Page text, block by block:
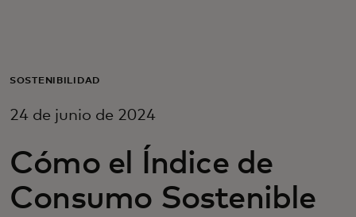
Para empresas
Para innovadores
SOSTENIBILIDAD
24 de junio de 2024
Cómo el Índice de
Consumo Sostenible